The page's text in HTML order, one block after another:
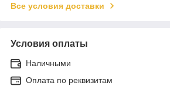
Все условия доставки
Условия оплаты
Наличными
Оплата по реквизитам